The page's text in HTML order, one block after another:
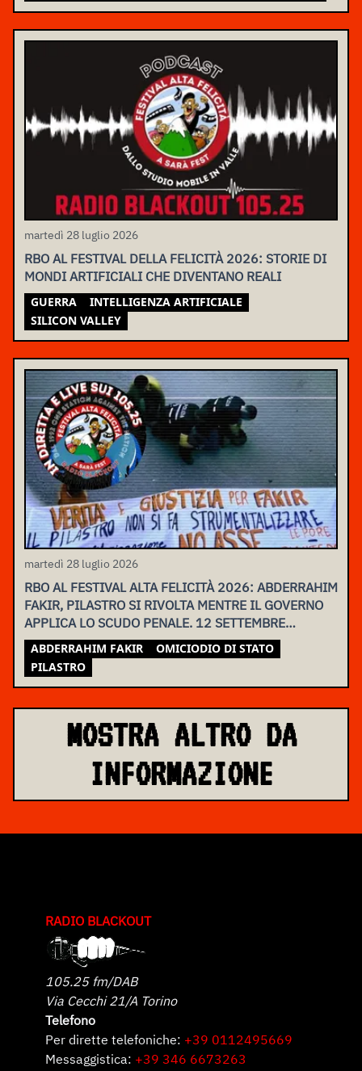
martedì 28 luglio 2026
RBO AL FESTIVAL DELLA FELICITÀ 2026: STORIE DI
MONDI ARTIFICIALI CHE DIVENTANO REALI
GUERRA
INTELLIGENZA ARTIFICIALE
SILICON VALLEY
martedì 28 luglio 2026
RBO AL FESTIVAL ALTA FELICITÀ 2026: ABDERRAHIM
FAKIR, PILASTRO SI RIVOLTA MENTRE IL GOVERNO
APPLICA LO SCUDO PENALE. 12 SETTEMBRE
ASSEMBLEA NAZIONALE
ABDERRAHIM FAKIR
OMICIODIO DI STATO
PILASTRO
MOSTRA ALTRO DA
INFORMAZIONE
RADIO BLACKOUT
105.25 fm/DAB
Via Cecchi 21/A Torino
Telefono
Per dirette telefoniche: +39 0112495669
Messaggistica: +39 346 6673263